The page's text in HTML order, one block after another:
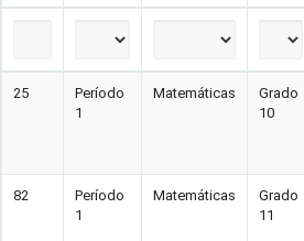
25
Período
1
Matemáticas
Grado
10
82
Período
1
Matemáticas
Grado
11